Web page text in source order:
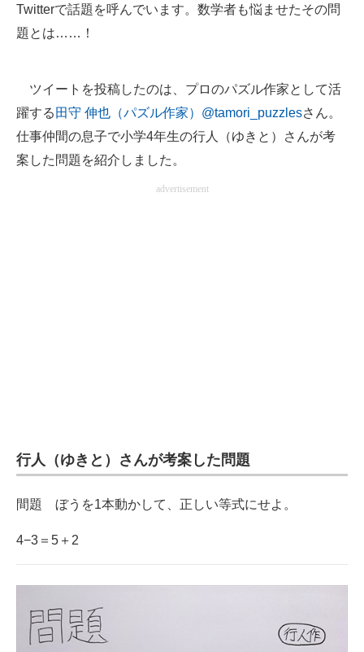
スマホと通信の最新トレンド
進化するPCとデバイスの未来
ビジネスと働き方のヒント
エレクトロニクス専門サイト
電子設計の基本と応用
エネルギーの専門メディア
建設×テクノロジーの最前線
Twitterで話題を呼んでいます。数学者も悩ませたその問
題とは……！
ツイートを投稿したのは、プロのパズル作家として活
躍する 田守 伸也（パズル作家）@tamori_puzzlesさん。
仕事仲間の息子で小学4年生の行人（ゆきと）さんが考
案した問題を紹介しました。
advertisement
行人（ゆきと）さんが考案した問題
間題 ぼうを1本動かして、正しい等式にせよ。
4−3＝5＋2